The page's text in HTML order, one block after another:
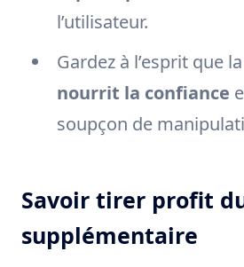
l’utilisateur.
Gardez à l’esprit que la
nourrit la confiance
soupçon de
Savoir tirer profit
supplémentaire